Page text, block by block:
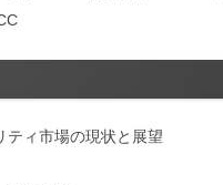
ティ市場の現状と展望